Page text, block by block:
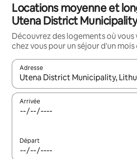
Locations moyenne et
Utena District
Découvrez des logements où
chez vous pour un séjour d'un mois
Adresse
Lorsque les résultats s'affichent,
Arrivée
Départ